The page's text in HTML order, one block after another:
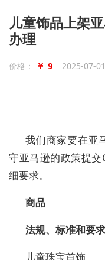
儿童饰品上架
办理
价格： ￥ 9 2025-07-
我们商家要在亚
守亚马逊的政策提交
细要求。
商品
法规、标准和要求
儿童珠宝首饰